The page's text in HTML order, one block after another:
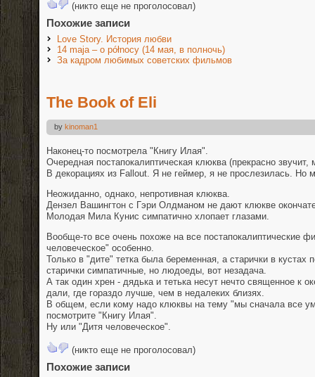
(никто еще не проголосовал)
Похожие записи
Love Story. История любви
14 maja – o północy (14 мая, в полночь)
За кадром любимых советских фильмов
The Book of Eli
by kinoman1
Наконец-то посмотрела "Книгу Илая".
Очередная постапокалиптическая клюква (прекрасно звучит,
В декорациях из Fallout. Я не геймер, я не прослезилась. Но
Неожиданно, однако, непротивная клюква.
Дензел Вашингтон с Гэри Олдманом не дают клюкве
Молодая Мила Кунис симпатично хлопает глазами.
Вообще-то все очень похоже на все постапокалиптические
человеческое" особенно.
Только в "дите" тетка была беременная, а старички в
старички симпатичные, но людоеды, вот незадача.
А так один хрен - дядька и тетька несут нечто священное к
дали, где гораздо лучше, чем в недалеких близях.
В общем, если кому надо клюквы на тему "мы сначала все
посмотрите "Книгу Илая".
Ну или "Дитя человеческое".
(никто еще не проголосовал)
Похожие записи